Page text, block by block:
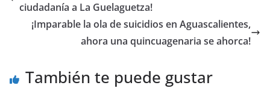
ciudadanía a La Guelaguetza!
¡Imparable la ola de suicidios en Aguascalientes,
ahora una quincuagenaria se ahorca!
También te puede gustar